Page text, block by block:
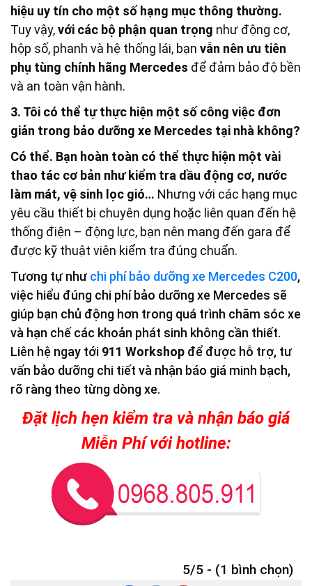
hiệu uy tín cho một số hạng mục thông thường.
Tuy vậy,với các bộ phận quan trọng như động cơ,
hộp số, phanh và hệ thống lái, bạn vẫn nên ưu tiên
phụ tùng chính hãng Mercedes để đảm bảo độ bền
và an toàn vận hành.
3. Tôi có thể tự thực hiện một số công việc đơn
giản trong bảo dưỡng xe Mercedes tại nhà không?
Có thể. Bạn hoàn toàn có thể thực hiện một vài
thao tác cơ bản như kiểm tra dầu động cơ, nước
làm mát, vệ sinh lọc gió… Nhưng với các hạng mục
yêu cầu thiết bị chuyên dụng hoặc liên quan đến hệ
thống điện – động lực, bạn nên mang đến gara để
được kỹ thuật viên kiểm tra đúng chuẩn.
Tương tự như chi phí bảo dưỡng xe Mercedes C200,
việc hiểu đúng chi phí bảo dưỡng xe Mercedes sẽ
giúp bạn chủ động hơn trong quá trình chăm sóc xe
và hạn chế các khoản phát sinh không cần thiết.
Liên hệ ngay tới 911 Workshop để được hỗ trợ, tư
vấn bảo dưỡng chi tiết và nhận báo giá minh bạch,
rõ ràng theo từng dòng xe.
Đặt lịch hẹn kiểm tra và nhận báo giá
Miễn Phí với hotline:
5/5 - (1 bình chọn)